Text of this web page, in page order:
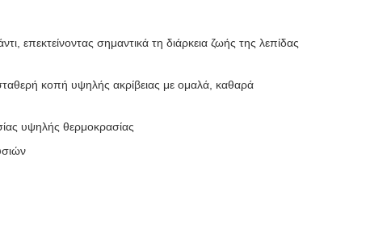
επεκτείνοντας σημαντικά τη διάρκεια ζωής της λεπίδας
κοπή υψηλής ακρίβειας με ομαλά, καθαρά
υψηλής θερμοκρασίας